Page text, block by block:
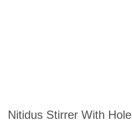
Nitidus Stirrer With Hole